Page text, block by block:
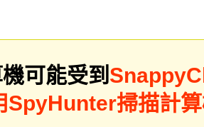
可能受到
SpyHunter掃描計